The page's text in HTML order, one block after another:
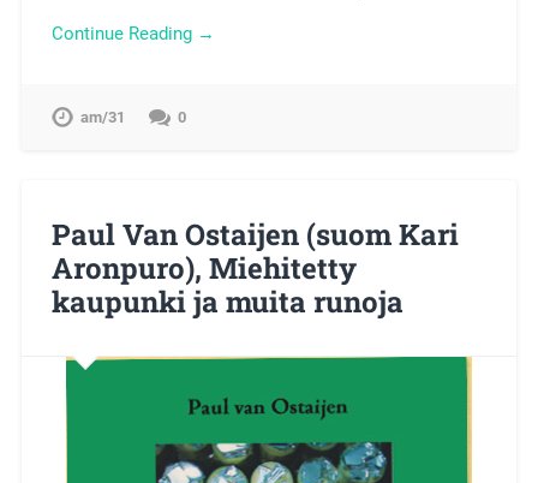
Continue Reading →
am/31 0
Paul Van Ostaijen (suom Kari
Aronpuro), Miehitetty
kaupunki ja muita runoja